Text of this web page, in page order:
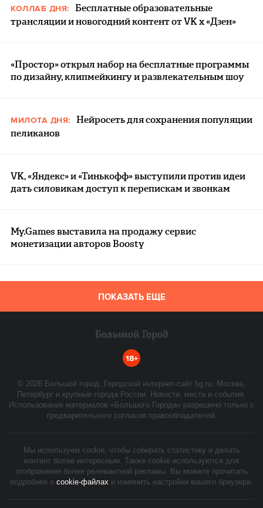
КОЛЛАБ ДНЯ:
Бесплатные образовательные
трансляции и новогодний контент от VK x «Дзен»
«Простор» открыл набор на бесплатные программы
по дизайну, клипмейкингу и развлекательным шоу
МИЛОТА ДНЯ:
Нейросеть для сохранения популяции
пеликанов
VK, «Яндекс» и «Тинькофф» выступили против идеи
дать силовикам доступ к перепискам и звонкам
My.Games выставила на продажу сервис
монетизации авторов Boosty
ПОКАЗАТЬ ЕЩЕ
18+
© 2026 Большой город. Городской интернет-сайт bg.ru. Москва,
Петербург и крупные города России. Новости, места и события.
Использование материалов «Большого Города» разрешено только с
предварительного согласия правообладателей.
Мы используем cookie, чтобы собирать статистику и делать
контент более интересным. Также cookie используются для
отображения более релевантной рекламы. Вы можете прочитать
подробнее о cookie-файлах и изменить настройки вашего браузера.